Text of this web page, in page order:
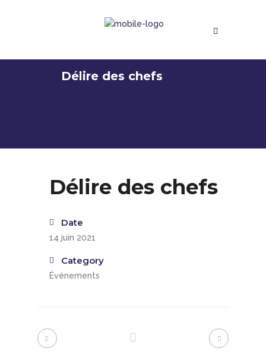
Délire des chefs
Délire des chefs
Date
14 juin 2021
Category
Événements